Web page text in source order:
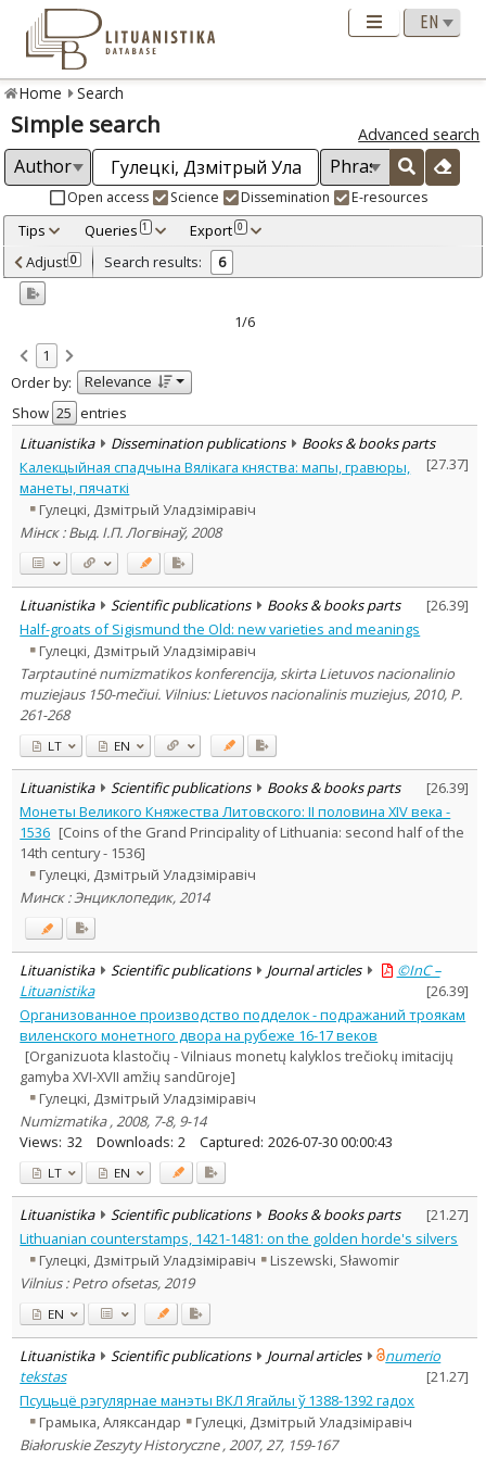
Home Search
Simple search Advanced search
Open access Science Dissemination E-resources
Tips Queries 1 Export 0
Adjusted by criteria 0
Year
Refine
Open access
Scientific publications 5
Dissemination publications
Document Type:
Books & books parts 4
Journal articles 2
Subject area:
Economics 1
History 3
Documentation. Iinformation
1
Text language
Country of publication
Historical periods
Lithuanian place names
Subject
Adjust 0 Search results: 6
1/6
1
Order by:
Relevance
Show
entries
Lituanistika
Dissemination publications
Books & books parts
[27.37]
Калекцыйная спадчына Вялiкага княства: мапы, гравюры,
манеты, пячаткi
Гулецкі, Дзмітрый Уладзіміравіч
Мiнск : Выд. I.П. Логвiнаў, 2008
Lituanistika Scientific publications Books & books parts [26.39]
Half-groats of Sigismund the Old: new varieties and meanings
Гулецкі, Дзмітрый Уладзіміравіч
Tarptautinė numizmatikos konferencija, skirta Lietuvos nacionalinio
muziejaus 150-mečiui. Vilnius: Lietuvos nacionalinis muziejus, 2010, P.
261-268
LT EN
Lituanistika Scientific publications Books & books parts [26.39]
Монеты Великого Княжества Литовского: II половина XIV века -
1536 [Сoins of the Grand Principality of Lithuania: second half of the
14th century - 1536]
Гулецкі, Дзмітрый Уладзіміравіч
Минск : Энциклопедик, 2014
Lituanistika Scientific publications Journal articles
©InC –
Lituanistika
[26.39]
Организованное производство подделок - подражаний троякам
виленского монетного двора на рубеже 16-17 веков
[Organizuota klastočių - Vilniaus monetų kalyklos trečiokų imitacijų
gamyba XVI-XVII amžių sandūroje]
Гулецкі, Дзмітрый Уладзіміравіч
Numizmatika , 2008, 7-8, 9-14
Views: 32 Downloads: 2 Captured: 2026-07-30 00:00:43
LT EN
Lituanistika Scientific publications Books & books parts [21.27]
Lithuanian counterstamps, 1421-1481: on the golden horde's silvers
Гулецкі, Дзмітрый Уладзіміравіч
Liszewski, Sławomir
Vilnius : Petro ofsetas, 2019
EN
Lituanistika Scientific publications Journal articles
numerio
tekstas
[21.27]
Псуцьцё рэгулярнае манэты ВКЛ Ягайлы ў 1388-1392 гадох
Грамыка, Аляксандар
Гулецкі, Дзмітрый Уладзіміравіч
Białoruskie Zeszyty Historyczne , 2007, 27, 159-167